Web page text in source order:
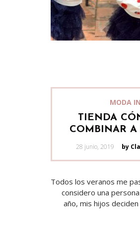
MODA
TIENDA
COMBINAR A
Posted
28 junio, 2019 by
Todos los veranos me
considero una
año, mis hijos